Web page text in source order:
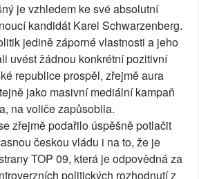
je vzhledem ke své absolutní
kandidát Karel Schwarzenberg.
jedině záporné vlastnosti a jeho
uvést žádnou konkrétní pozitivní
republice prospěl, zřejmě aura
jako masivní mediální kampaň
na voliče zapůsobila.
zřejmě podařilo úspěšně potlačit
českou vládu i na to, že je
TOP 09, která je odpovědná za
politických rozhodnutí z